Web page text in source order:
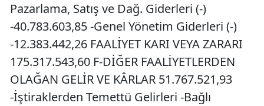
Pazarlama, Satış ve Dağ. Giderleri (-)
-40.783.603,85 -Genel Yönetim Giderleri (-)
-12.383.442,26 FAALİYET KARI VEYA ZARARI
175.317.543,60 F-DİĞER FAALİYETLERDEN
OLAĞAN GELİR VE KÂRLAR 51.767.521,93
-İştiraklerden Temettü Gelirleri -Bağlı